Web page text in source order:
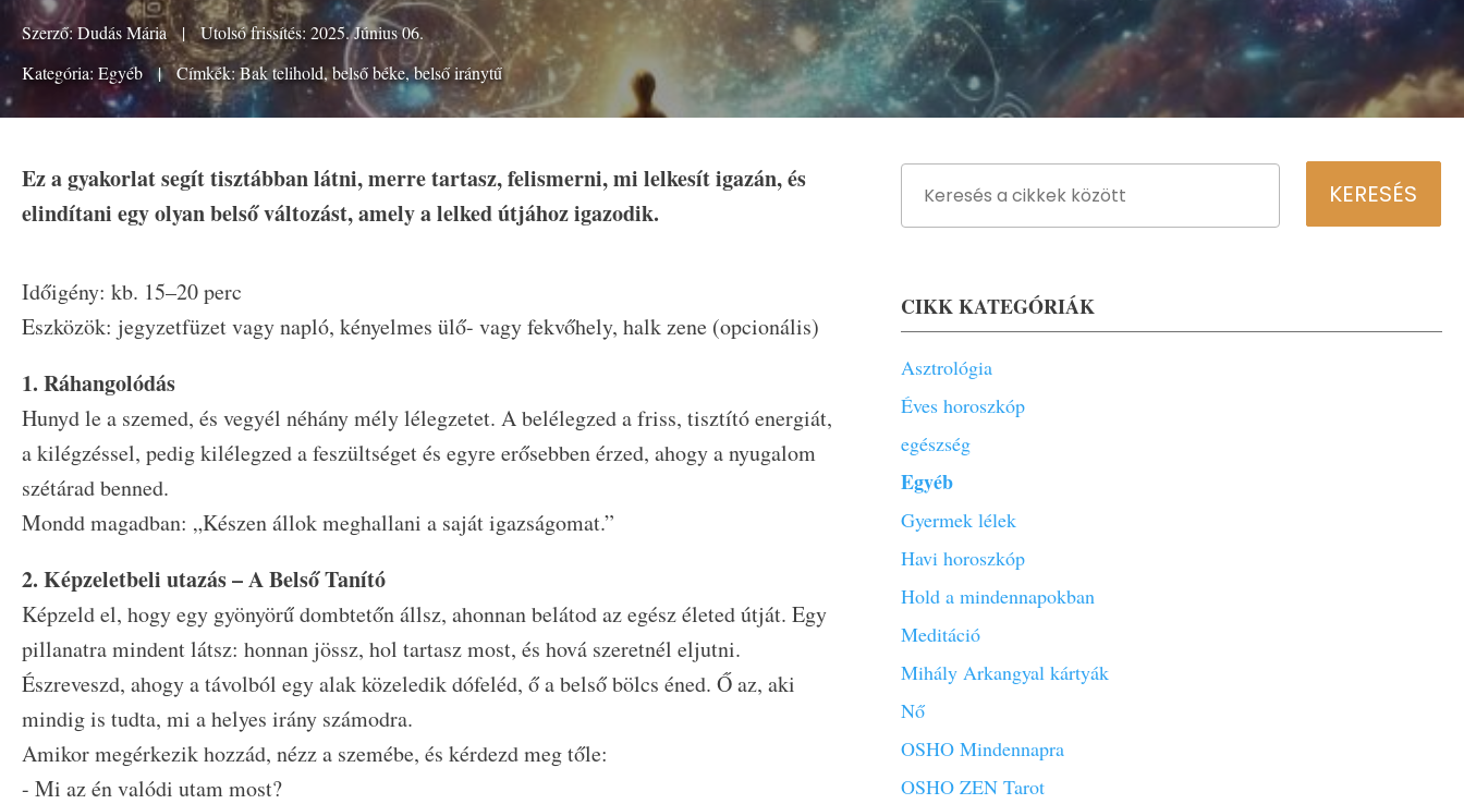
Szerző:Dudás Mária | Utolsó frissítés: 2025. Június 06.
Kategória: Egyéb | Címkék:Bak telihold,belső béke,belső iránytű
Ez a gyakorlat segít tisztábban látni, merre tartasz, felismerni, mi lelkesít igazán, és
elindítani egy olyan belső változást, amely a lelked útjához igazodik.
Időigény: kb. 15–20 perc
Eszközök: jegyzetfüzet vagy napló, kényelmes ülő- vagy fekvőhely, halk zene (opcionális)
1. Ráhangolódás
Hunyd le a szemed, és vegyél néhány mély lélegzetet. A belélegzed a friss, tisztító energiát,
a kilégzéssel, pedig kilélegzed a feszültséget és egyre erősebben érzed, ahogy a nyugalom
szétárad benned.
Mondd magadban: „Készen állok meghallani a saját igazságomat.”
2. Képzeletbeli utazás – A Belső Tanító
Képzeld el, hogy egy gyönyörű dombtetőn állsz, ahonnan belátod az egész életed útját. Egy
pillanatra mindent látsz: honnan jössz, hol tartasz most, és hová szeretnél eljutni.
Észreveszd, ahogy a távolból egy alak közeledik dófeléd, ő a belső bölcs éned. Ő az, aki
mindig is tudta, mi a helyes irány számodra.
Amikor megérkezik hozzád, nézz a szemébe, és kérdezd meg tőle:
- Mi az én valódi utam most?
CIKK KATEGÓRIÁK
Asztrológia
Éves horoszkóp
egészség
Egyéb
Gyermek lélek
Havi horoszkóp
Hold a mindennapokban
Meditáció
Mihály Arkangyal kártyák
Nő
OSHO Mindennapra
OSHO ZEN Tarot